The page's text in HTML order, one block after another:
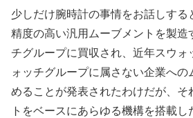
少しだけ腕時計の事情をお話しする
精度の高い汎用ムーブメントを製造
チグループに買収され、近年スウォ
ォッチグループに属さない企業への
めることが発表されたわけだが、そ
トをベースにあらゆる機構を搭載